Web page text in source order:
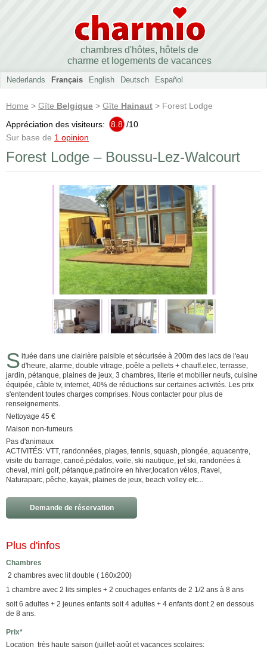
chambres d'hôtes, hôtels de
charme et logements de vacances
Nederlands Français English Deutsch Español
Home > Gîte Belgique > Gîte Hainaut > Forest Lodge
Appréciation des visiteurs:
8.8 /10
Sur base de 1 opinion
Forest Lodge – Boussu-Lez-Walcourt
S ituée dans une clairière paisible et sécurisée à 200m des lacs de l'eau
d'heure, alarme, double vitrage, poêle a pellets + chauff.elec, terrasse,
jardin, pétanque, plaines de jeux, 3 chambres, literie et mobilier neufs, cuisine
équipée, câble tv, internet, 40% de réductions sur certaines activités. Les prix
s'entendent toutes charges comprises. Nous contacter pour plus de
renseignements.
Nettoyage 45 €
Maison non-fumeurs
Pas d'animaux
ACTIVITÉS: VTT, randonnées, plages, tennis, squash, plongée, aquacentre,
visite du barrage, canoé,pédalos, voile, ski nautique, jet ski, randonées à
cheval, mini golf, pétanque,patinoire en hiver,location vélos, Ravel,
Naturaparc, pêche, kayak, plaines de jeux, beach volley etc...
Demande de réservation
Plus d'infos
Chambres
2 chambres avec lit double ( 160x200)
1 chambre avec 2 lits simples + 2 couchages enfants de 2 1/2 ans à 8 ans
soit 6 adultes + 2 jeunes enfants soit 4 adultes + 4 enfants dont 2 en dessous
de 8 ans.
Prix*
Location très haute saison (juillet-août et vacances scolaires: